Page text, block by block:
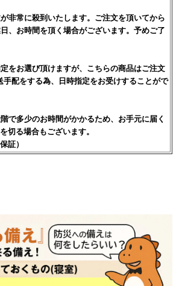
非常に殺到いたします。ご注文を頂いてから
、お時間を頂く場合がございます。予めご了
をお選び頂けますが、こちらの商品はご注文
手配をする為、日時指定をお受けすることがで
で多少のお時間がかかるため、お手元に届く
切る場合もございます。
証）